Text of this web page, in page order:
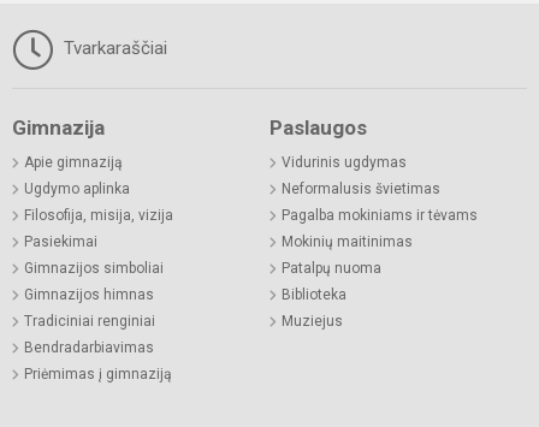
Tvarkaraščiai
Gimnazija
Apie gimnaziją
Ugdymo aplinka
Filosofija, misija, vizija
Pasiekimai
Gimnazijos simboliai
Gimnazijos himnas
Tradiciniai renginiai
Bendradarbiavimas
Priėmimas į gimnaziją
Paslaugos
Vidurinis ugdymas
Neformalusis švietimas
Pagalba mokiniams ir tėvams
Mokinių maitinimas
Patalpų nuoma
Biblioteka
Muziejus